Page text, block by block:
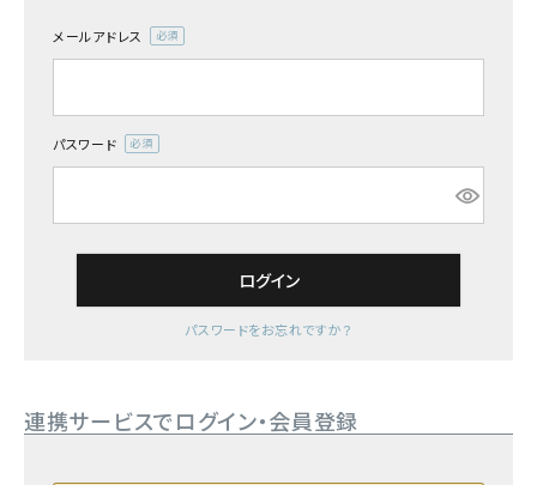
メールアドレス
パスワード
ログイン
パスワードをお忘れですか？
連携サービスでログイン・会員登録